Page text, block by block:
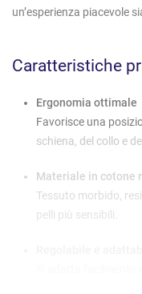
un’esperienza piacevole
Caratteristiche
Ergonomia ottimale
Favorisce una
schiena, del collo e
Materiale in cotone
Tessuto morbido,
pelli più sensibili.